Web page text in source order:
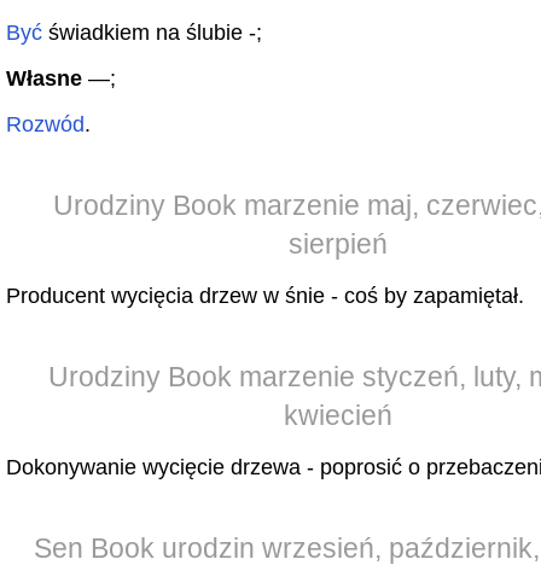
Być świadkiem na ślubie -;
Własne —;
Rozwód.
Urodziny Book marzenie maj,
sierpień
Producent wycięcia drzew w śnie - coś by zapamiętał.
Urodziny Book marzenie styczeń, luty,
kwiecień
Dokonywanie wycięcie drzewa - poprosić o
Sen Book urodzin wrzesień,